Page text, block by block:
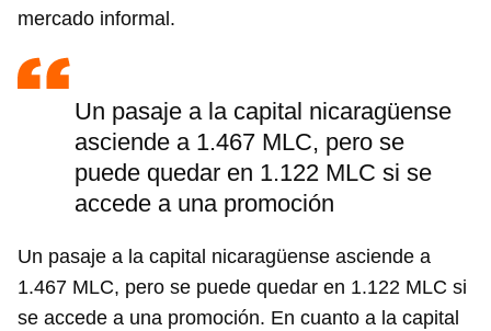
mercado informal.
Un pasaje a la capital nicaragüense
asciende a 1.467 MLC, pero se
puede quedar en 1.122 MLC si se
accede a una promoción
Un pasaje a la capital nicaragüense asciende a
1.467 MLC, pero se puede quedar en 1.122 MLC si
se accede a una promoción. En cuanto a la capital